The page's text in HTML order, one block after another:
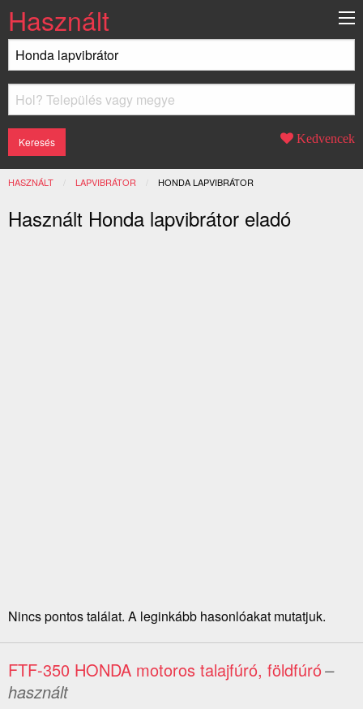
Használt
Kedvencek
HASZNÁLT LAPVIBRÁTOR JELENLEGI:
HONDA LAPVIBRÁTOR
Használt Honda lapvibrátor eladó
Nincs pontos találat. A leginkább hasonlóakat mutatjuk.
FTF-350 HONDA motoros talajfúró, földfúró–
használt